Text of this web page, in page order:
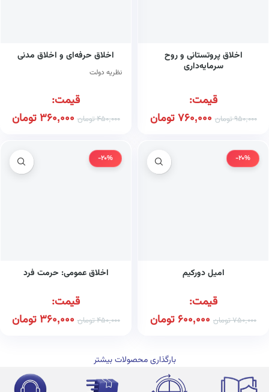
اخلاق پروتستانی و روح
سرمایه‌داری
قیمت:
950,000تومان 760,000تومان
اخلاق حرفه‌ای و اخلاق مدنی
نظریه دولت
قیمت:
450,000تومان 360,000تومان
-20%
امیل دورکیم
قیمت:
750,000تومان 600,000 تومان
-20%
اخلاق عمومی: حرمت فرد
قیمت:
450,000تومان 360,000تومان
بارگذاری محصولات بیشتر